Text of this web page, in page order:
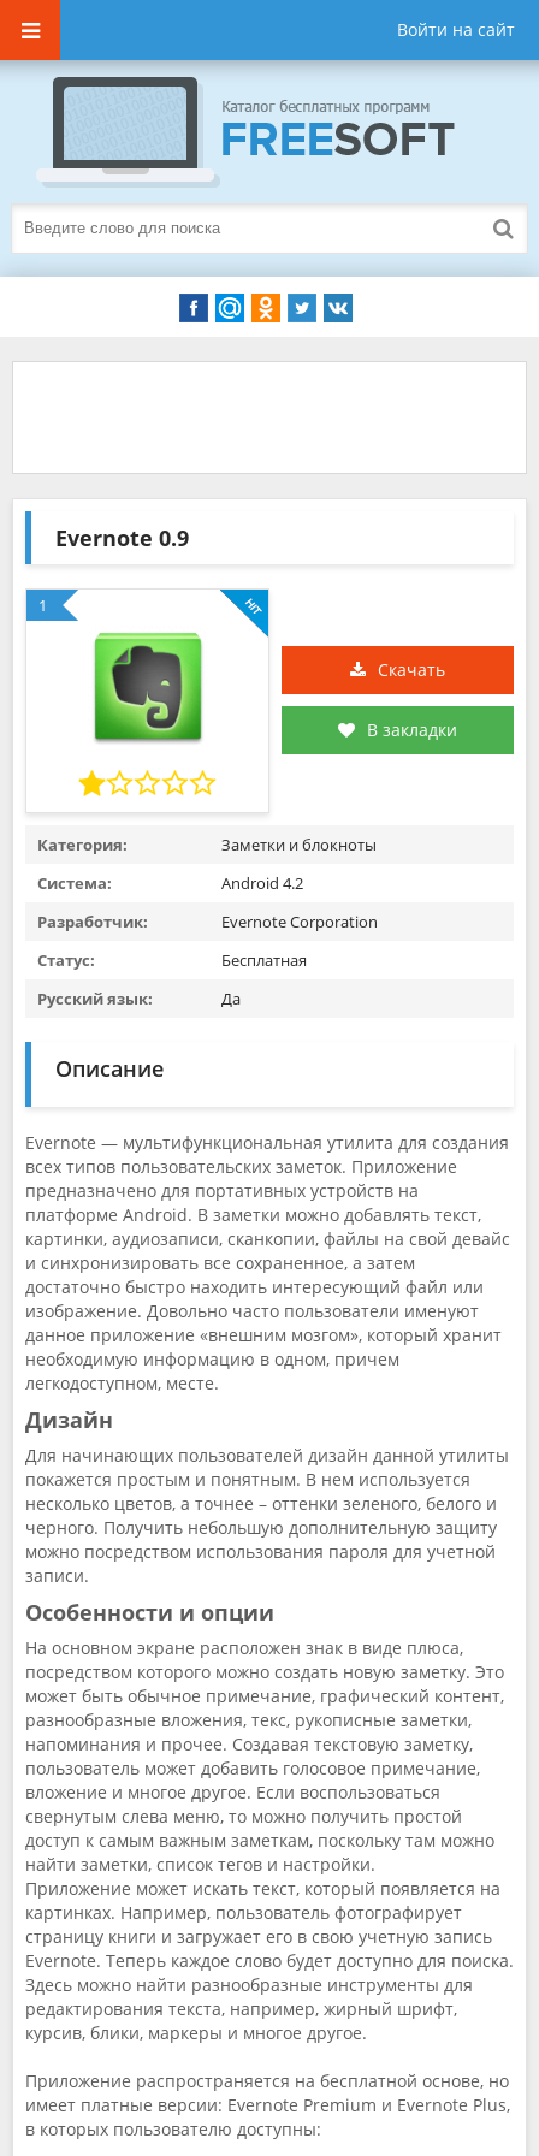
Войти на сайт
Evernote 0.9
1
Скачать
В закладки
Категория:
Заметки и блокноты
Система:
Android 4.2
Разработчик:
Evernote Corporation
Статус:
Бесплатная
Русский язык:
Да
Описание
Evernote — мультифункциональная утилита для создания
всех типов пользовательских заметок. Приложение
предназначено для портативных устройств на
платформе Android. В заметки можно добавлять текст,
картинки, аудиозаписи, сканкопии, файлы на свой девайс
и синхронизировать все сохраненное, а затем
достаточно быстро находить интересующий файл или
изображение. Довольно часто пользователи именуют
данное приложение «внешним мозгом», который хранит
необходимую информацию в одном, причем
легкодоступном, месте.
Дизайн
Для начинающих пользователей дизайн данной утилиты
покажется простым и понятным. В нем используется
несколько цветов, а точнее – оттенки зеленого, белого и
черного. Получить небольшую дополнительную защиту
можно посредством использования пароля для учетной
записи.
Особенности и опции
На основном экране расположен знак в виде плюса,
посредством которого можно создать новую заметку. Это
может быть обычное примечание, графический контент,
разнообразные вложения, текс, рукописные заметки,
напоминания и прочее. Создавая текстовую заметку,
пользователь может добавить голосовое примечание,
вложение и многое другое. Если воспользоваться
свернутым слева меню, то можно получить простой
доступ к самым важным заметкам, поскольку там можно
найти заметки, список тегов и настройки.
Приложение может искать текст, который появляется на
картинках. Например, пользователь фотографирует
страницу книги и загружает его в свою учетную запись
Evernote. Теперь каждое слово будет доступно для поиска.
Здесь можно найти разнообразные инструменты для
редактирования текста, например, жирный шрифт,
курсив, блики, маркеры и многое другое.
Приложение распространяется на бесплатной основе, но
имеет платные версии: Evernote Premium и Evernote Plus,
в которых пользователю доступны: